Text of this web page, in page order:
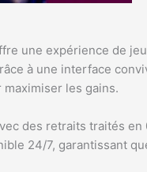
une expérience de
à une interface
les gains.
des retraits traités
24/7, garantissant